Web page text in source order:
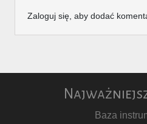
Zaloguj się, aby dodać
Baza